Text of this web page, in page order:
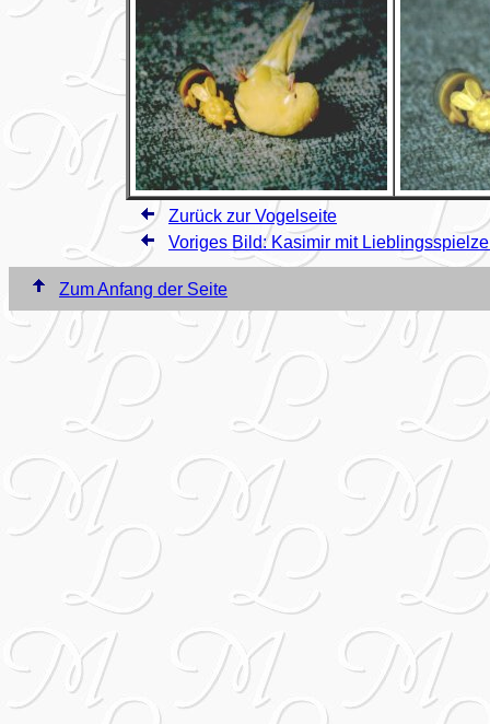
Zurück zur Vogelseite
Voriges Bild: Kasimir mit
Zum Anfang der Seite